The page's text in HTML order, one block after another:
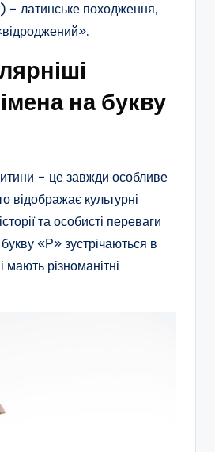
– латинське походження,
на букву
– це завжди особливе
відображає культурні
та особисті переваги
«Р» зустрічаються в
мають різноманітні